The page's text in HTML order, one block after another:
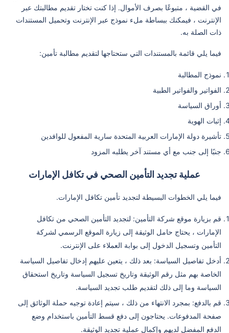
في القضية ، متبوعًا بصرف الأموال. إذا كنت تختار تقديم مطالبتك عبر
الإنترنت ، فيمكنك ببساطة ملء نموذج عبر الإنترنت وتحميل المستندات
ذات الصلة به.
فيما يلي قائمة بالمستندات التي ستحتاجها لتقديم مطالبة تأمين:
نموذج المطالبة
الفواتير والفواتير الطبية
أوراق السياسة
إثبات الهوية
تأشيرة دولة الإمارات العربية المتحدة سارية المفعول للوافدين
جنبًا إلى جنب مع أي مستند آخر يطلبه المزود
عملية تجديد التأمين الصحي في تكافل الإمارات
فيما يلي الخطوات البسيطة لتجديد تأمين تكافل الإمارات.
قم بزيارة موقع شركة التأمين: لتجديد التأمين الصحي من تكافل
الإمارات ، يحتاج حامل الوثيقة إلى زيارة الموقع الرسمي لشركة
التأمين وتسجيل الدخول إلى بوابة العملاء على الإنترنت.
أدخل تفاصيل السياسة: بعد ذلك ، يتعين عليهم إدخال تفاصيل السياسة
الخاصة بهم مثل رقم الوثيقة وتاريخ تسجيل السياسة وتاريخ استحقاق
السياسة وما إلى ذلك لتقديم طلب تجديد السياسة.
قم بالدفع: بمجرد الانتهاء من ذلك ، سيتم إعادة توجيه حملة الوثائق إلى
صفحة المدفوعات. يحتاجون إلى دفع قسط التأمين باستخدام وضع
الدفع المفضل لديهم وإكمال عملية تجديد الوثيقة.